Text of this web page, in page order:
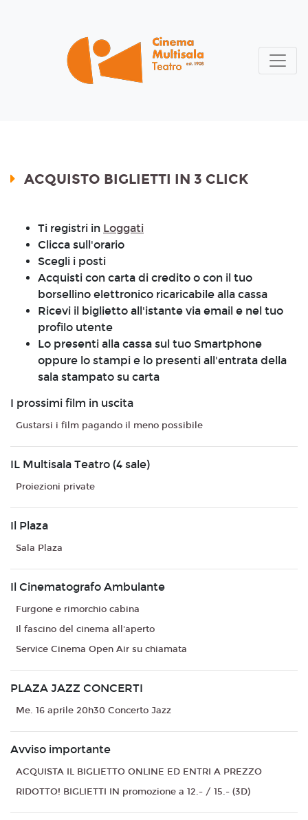
ACQUISTO BIGLIETTI IN 3 CLICK
Ti registri in Loggati
Clicca sull'orario
Scegli i posti
Acquisti con carta di credito o con il tuo
borsellino elettronico ricaricabile alla cassa
Ricevi il biglietto all'istante via email e nel tuo
profilo utente
Lo presenti alla cassa sul tuo Smartphone
oppure lo stampi e lo presenti all'entrata della
sala stampato su carta
I prossimi film in uscita
Gustarsi i film pagando il meno possibile
IL Multisala Teatro (4 sale)
Proiezioni private
Il Plaza
Sala Plaza
Il Cinematografo Ambulante
Furgone e rimorchio cabina
Il fascino del cinema all'aperto
Service Cinema Open Air su chiamata
PLAZA JAZZ CONCERTI
Me. 16 aprile 20h30 Concerto Jazz
Avviso importante
ACQUISTA IL BIGLIETTO ONLINE ED ENTRI A PREZZO
RIDOTTO! BIGLIETTI IN promozione a 12.- / 15.- (3D)